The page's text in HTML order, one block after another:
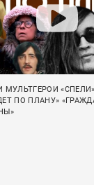
МУЛЬТГЕРОИ
ПО ПЛАНУ»